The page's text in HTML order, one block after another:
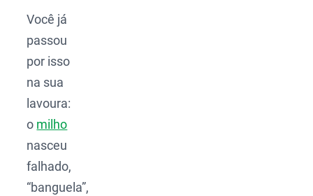
Você já
passou
por isso
na sua
lavoura:
o milho
nasceu
falhado,
“banguela”,